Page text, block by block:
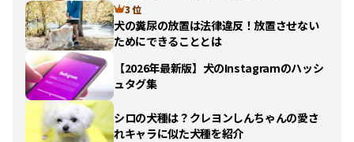
3 位
犬の糞尿の放置は法律違反！放置させない
ためにできることとは
【2026年最新版】犬のInstagramのハッシ
ュタグ集
シロの犬種は？クレヨンしんちゃんの愛さ
れキャラに似た犬種を紹介